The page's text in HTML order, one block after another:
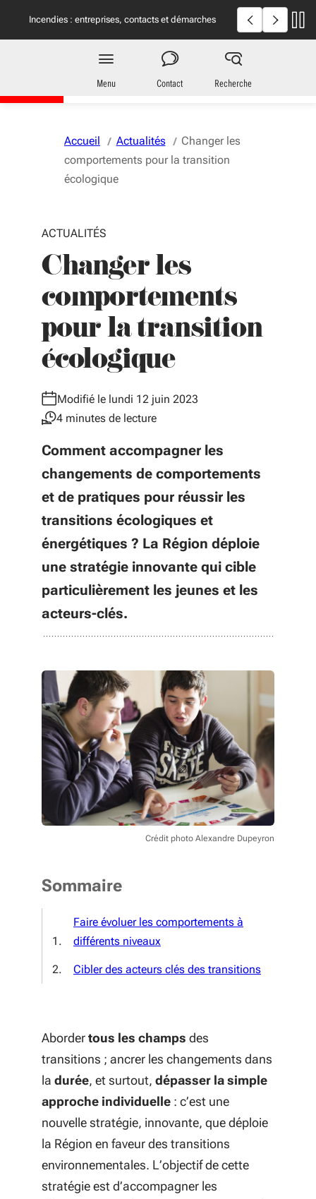
Incendies : entreprises, contacts et démarches
Incendies en
utiles
Région
Nouvelle-Aquitaine
Menu Contact Recherche
Accueil Actualités
Changer les
comportements pour la transition
écologique
ACTUALITÉS
Changer les
comportements
pour la transition
écologique
Modifié le lundi 12 juin 2023
4 minutes de lecture
Comment accompagner les
changements de comportements
et de pratiques pour réussir les
transitions écologiques et
énergétiques ? La Région déploie
une stratégie innovante qui cible
particulièrement les jeunes et les
acteurs-clés.
Crédit photo Alexandre Dupeyron
Sommaire
Faire évoluer les comportements à
différents niveaux
Cibler des acteurs clés des transitions
Abordertous les champs des
transitions ; ancrer les changements dans
la durée, et surtout, dépasser la simple
approche individuelle : c’est une
nouvelle stratégie, innovante, que déploie
la Région en faveur des transitions
environnementales. L’objectif de cette
stratégie est d’accompagner les